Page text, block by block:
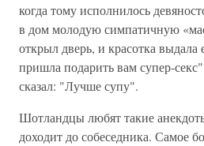
когда тому исполнилось
в дом молодую симпатичную
открыл дверь, и красотка
пришла подарить вам супер-
сказал: "Лучше супу".
Шотландцы любят такие
доходит до собеседника. Самое